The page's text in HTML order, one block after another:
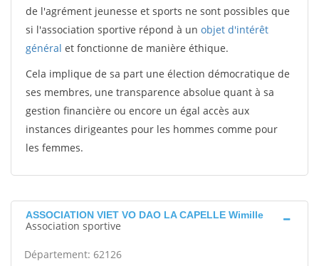
de l'agrément jeunesse et sports ne sont possibles que
si l'association sportive répond à un objet d'intérêt
général et fonctionne de manière éthique.
Cela implique de sa part une élection démocratique de
ses membres, une transparence absolue quant à sa
gestion financière ou encore un égal accès aux
instances dirigeantes pour les hommes comme pour
les femmes.
ASSOCIATION VIET VO DAO LA CAPELLE Wimille
Association sportive
Département: 62126